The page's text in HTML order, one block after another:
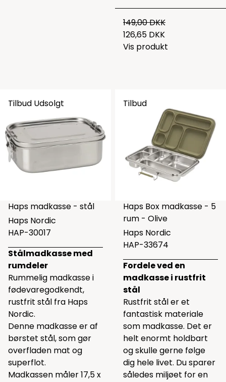
149,00 DKK
126,65 DKK
Vis produkt
Tilbud Udsolgt
Haps madkasse - stål
Haps Nordic
HAP-30017
Stålmadkasse med
rumdeler
Rummelig madkasse i
fødevaregodkendt,
rustfrit stål fra Haps
Nordic.
Denne madkasse er af
børstet stål, som gør
overfladen mat og
superflot.
Madkassen måler 17,5 x
Tilbud
Haps Box madkasse - 5
rum - Olive
Haps Nordic
HAP-33674
Fordele ved en
madkasse i rustfrit
stål
Rustfrit stål er et
fantastisk materiale
som madkasse. Det er
helt enormt holdbart
og skulle gerne følge
dig hele livet. Du sparer
således miljøet for en